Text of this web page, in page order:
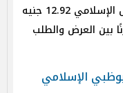
بلغ سعر الريال السعودي في بنك فيصل الإسلامي 12.92 جنيه
بين العرض والطلب
الإسلامي